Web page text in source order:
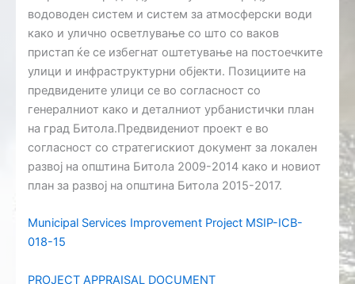
водоводен систем и систем за атмосферски води
како и улично осветлување со што со ваков
пристап ќе се избегнат оштетување на постоечките
улици и инфраструктурни објекти. Позициите на
предвидените улици се во согласност со
генералниот како и деталниот урбанистички план
на град Битола.Предвидениот проект е во
согласност со стратегискиот документ за локален
развој на општина Битола 2009-2014 како и новиот
план за развој на општина Битола 2015-2017.
Municipal Services Improvement Project MSIP-ICB-
018-15
PROJECT APPRAISAL DOCUMENT